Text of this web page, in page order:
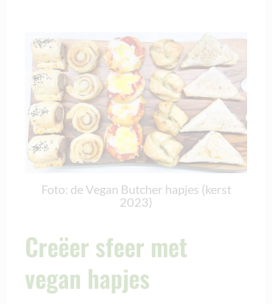
Foto: de Vegan Butcher hapjes (kerst
2023)
Creëer sfeer met
vegan hapjes